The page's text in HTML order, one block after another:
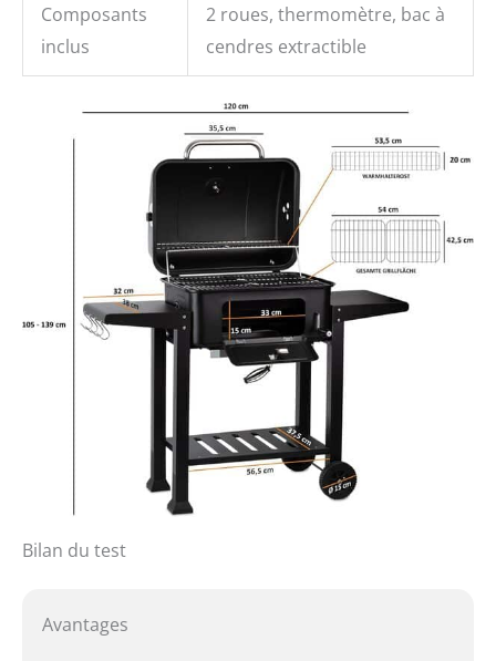
Composants
inclus
2 roues, thermomètre, bac à
cendres extractible
Bilan du test
Avantages